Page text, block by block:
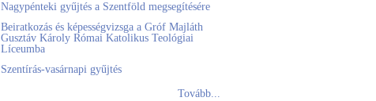
Nagypénteki gyűjtés a Szentföld megsegítésére
Beiratkozás és képességvizsga a Gróf Majláth
Gusztáv Károly Római Katolikus Teológiai
Líceumba
Szentírás-vasárnapi gyűjtés
Tovább...